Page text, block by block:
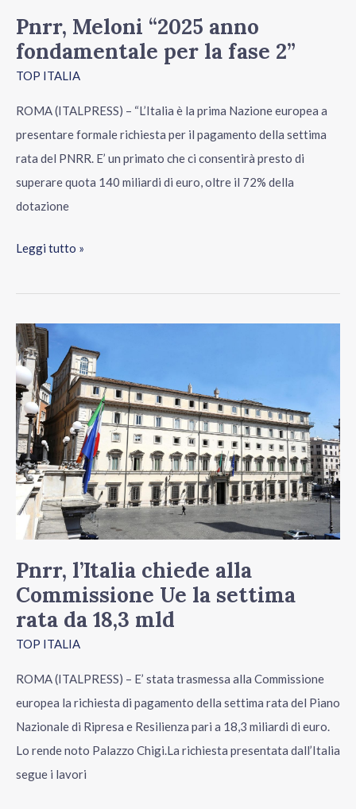
Pnrr, Meloni “2025 anno
fondamentale per la fase 2”
TOP ITALIA
ROMA (ITALPRESS) – “L’Italia è la prima Nazione europea a
presentare formale richiesta per il pagamento della settima
rata del PNRR. E’ un primato che ci consentirà presto di
superare quota 140 miliardi di euro, oltre il 72% della
dotazione
Leggi tutto »
Pnrr, l’Italia chiede alla
Commissione Ue la settima
rata da 18,3 mld
TOP ITALIA
ROMA (ITALPRESS) – E’ stata trasmessa alla Commissione
europea la richiesta di pagamento della settima rata del Piano
Nazionale di Ripresa e Resilienza pari a 18,3 miliardi di euro.
Lo rende noto Palazzo Chigi.La richiesta presentata dall’Italia
segue i lavori
Pnrr,
l’Italia
chiede
alla
Commissione
Ue
la
settima
rata
18,3
mld